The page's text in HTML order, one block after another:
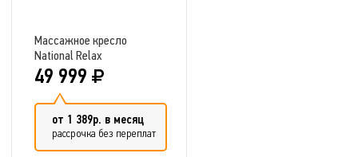
Массажное кресло
National Relax
49 999
от 1 389р. в месяц
рассрочка без переплат